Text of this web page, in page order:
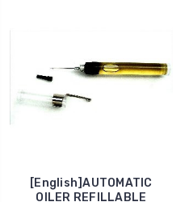
[English]AUTOMATIC
OILER REFILLABLE